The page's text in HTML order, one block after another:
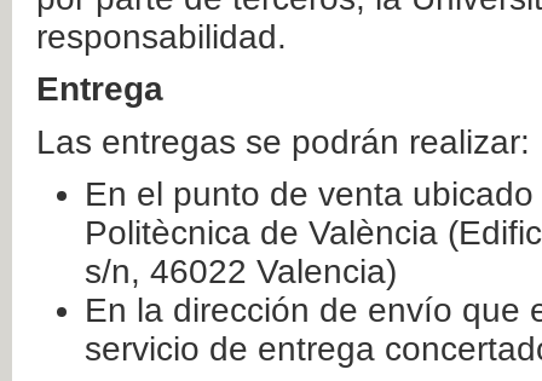
responsabilidad.
Entrega
Las entregas se podrán realizar:
En el punto de venta
Politècnica de València
s/n, 46022 Valencia)
En la dirección de envío que
servicio de entrega